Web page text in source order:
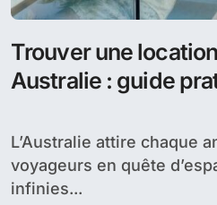
Trouver une
Australie : guide
L’Australie attire chaque année des milliers de
voyageurs en quête
infinies...